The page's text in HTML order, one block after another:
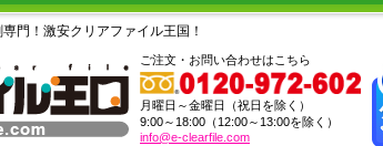
門！激安クリアファイル王国！
ご注文・お問い合わせはこちら
月曜日～金曜日（祝日を除く）
9:00～18:00（12:00～13:00を除く）
info@e-clearfile.com